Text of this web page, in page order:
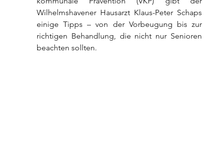
Wilhelmshavener Hausarzt Klaus-Peter Schaps
einige Tipps – von der Vorbeugung bis zur
richtigen Behandlung, die nicht nur Senioren
beachten sollten.